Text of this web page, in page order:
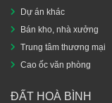
Dự án khác
Bán kho, nhà xưởng
Trung tâm thương mại
Cao ốc văn phòng
ĐẤT HOÀ BÌNH